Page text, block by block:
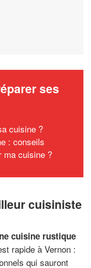
ses
cuisine ?
: conseils
ma cuisine ?
cuisiniste
cuisine rustique
rapide à Vernon :
qui sauront